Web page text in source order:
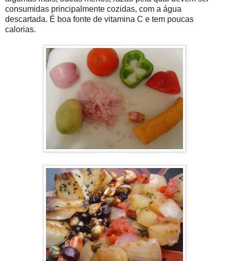
consumidas principalmente cozidas, com a água
descartada. É boa fonte de vitamina C e tem poucas
calorias.